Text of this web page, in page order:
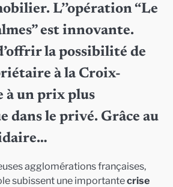
L’’opération “Le
est innovante.
la possibilité de
à la Croix-
à un prix plus
dans le privé. Grâce au
agglomérations françaises,
subissent une importantecrise